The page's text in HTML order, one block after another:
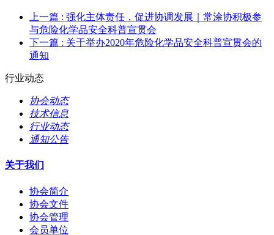
上一篇 : 强化主体责任，促进协调发展｜常涂协积极参
与危险化学品安全科普宣贯会
下一篇 : 关于举办2020年危险化学品安全科普宣贯会的
通知
行业动态
协会动态
技术信息
行业动态
通知公告
关于我们
协会简介
协会文件
协会管理
会员单位